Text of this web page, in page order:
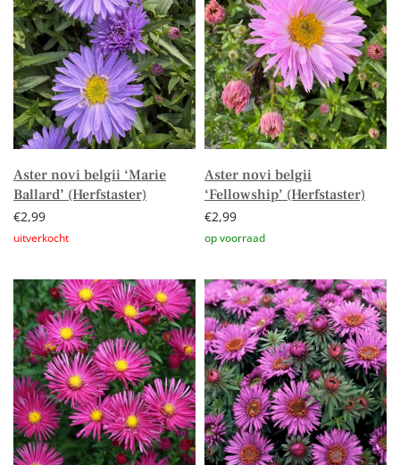
Aster novi belgii ‘Marie
Ballard’ (Herfstaster)
€2,99
Aster novi belgii
‘Fellowship’ (Herfstaster)
€2,99